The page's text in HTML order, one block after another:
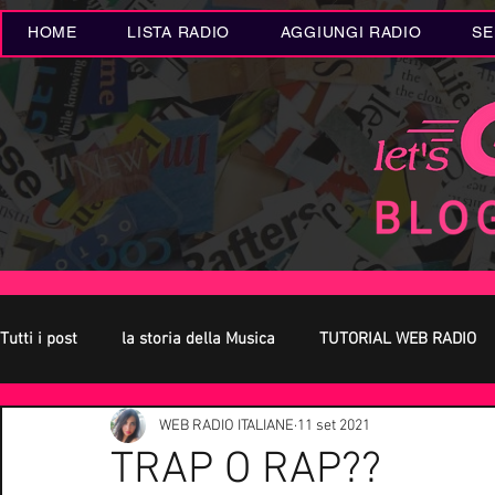
HOME LISTA RADIO AGGIUNGI RADIO
Tutti i post la storia della Musica TUTORIAL WEB RADIO
Oroscopo Concerti Live Eventi MUSICA
TRAP O RAP??
WEB RADIO ITALIANE 11 set 2021